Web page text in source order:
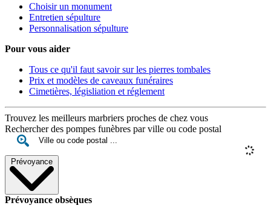
Choisir un monument
Entretien sépulture
Personnalisation sépulture
Pour vous aider
Tous ce qu'il faut savoir sur les pierres tombales
Prix et modèles de caveaux funéraires
Cimetières, législiation et réglement
Trouvez les meilleurs marbriers proches de chez vous
Rechercher des pompes funèbres par ville ou code postal
Prévoyance
Prévoyance obsèques